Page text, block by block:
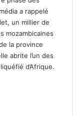
a rappelé
un millier de
mozambicaines
la province
abrite l’un des
d’Afrique.